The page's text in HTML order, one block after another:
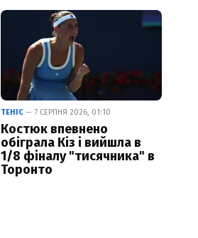
ТЕНІС — 7 СЕРПНЯ 2026, 01:10
Костюк впевнено
обіграла Кіз і вийшла в
1/8 фіналу "тисячника" в
Торонто